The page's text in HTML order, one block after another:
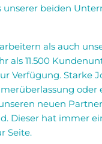
beiden
als auch
11.500
Verfügung. Starke
neuen
Dieser hat immer
Seite.